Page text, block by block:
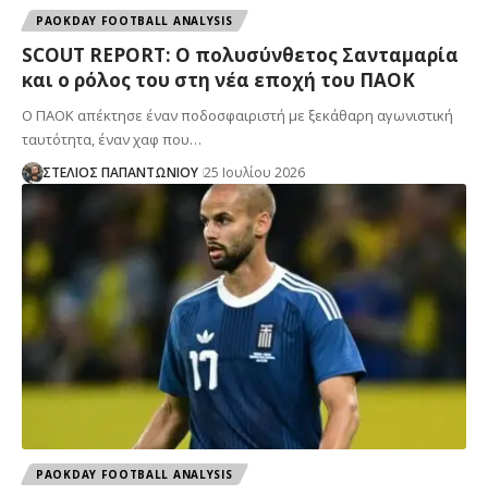
PAOKDAY FOOTBALL ANALYSIS
SCOUT REPORT: Ο πολυσύνθετος Σανταμαρία
και ο ρόλος του στη νέα εποχή του ΠΑΟΚ
Ο ΠΑΟΚ απέκτησε έναν ποδοσφαιριστή με ξεκάθαρη αγωνιστική
ταυτότητα, έναν χαφ που…
ΣΤΕΛΙΟΣ ΠΑΠΑΝΤΩΝΙΟΥ 25 Ιουλίου 2026
PAOKDAY FOOTBALL ANALYSIS